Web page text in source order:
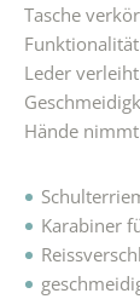
Tasche
Leder
Hände
Karabiner